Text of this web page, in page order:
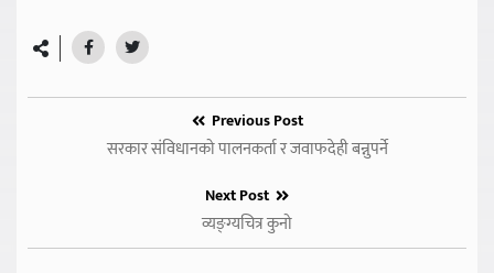
Previous Post
सरकार संविधानको पालनकर्ता र जवाफदेही बन्नुपर्ने
Next Post
व्यङ्ग्यचित्र कुनो